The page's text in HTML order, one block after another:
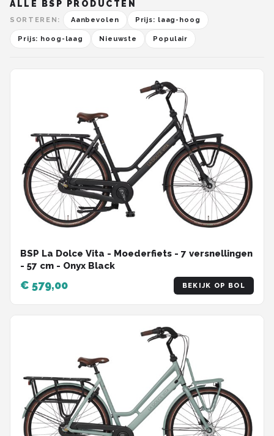
ALLE BSP PRODUCTEN
SORTEREN: Aanbevolen Prijs: laag-hoog
Prijs: hoog-laag Nieuwste Populair
BSP La Dolce Vita - Moederfiets - 7 versnellingen
- 57 cm - Onyx Black
€ 579,00 BEKIJK OP BOL